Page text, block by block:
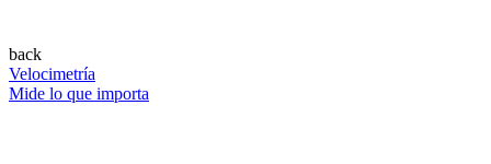
back
Velocimetría
Mide lo que importa